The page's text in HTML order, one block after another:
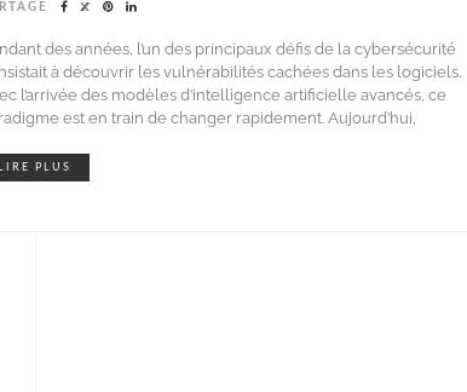
des années, l’un des principaux défis de la cybersécurité
à découvrir les vulnérabilités cachées dans les logiciels.
l’arrivée des modèles d’intelligence artificielle avancés, ce
est en train de changer rapidement. Aujourd’hui,
LIRE PLUS